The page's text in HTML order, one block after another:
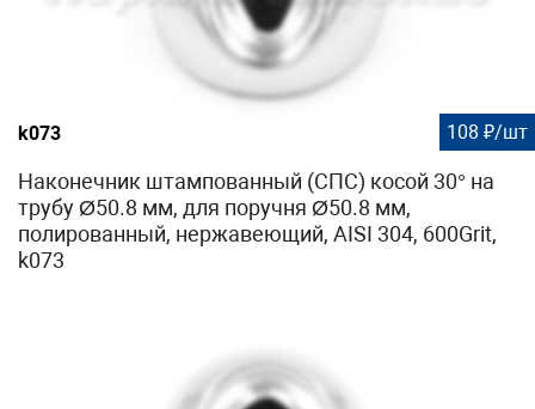
k073 108 ₽/шт
Наконечник штампованный (СПС) косой 30° на
трубу Ø50.8 мм, для поручня Ø50.8 мм,
полированный, нержавеющий, AISI 304, 600Grit,
k073